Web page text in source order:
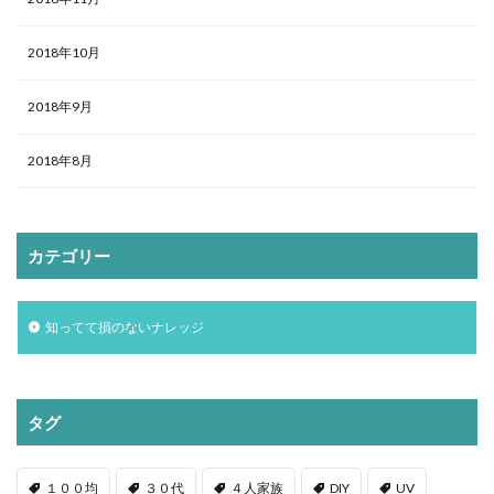
2018年10月
2018年9月
2018年8月
カテゴリー
知ってて損のないナレッジ
タグ
１００均 ３０代 ４人家族 DIY UV